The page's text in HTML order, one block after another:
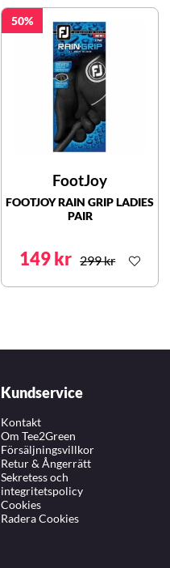
50
FootJoy
FOOTJOY RAIN GRIP LADIES
PAIR
149 kr 299 kr
Kundservice
Kontakt
Om Tee2Green
Försäljningsvillkor
Retur & Ångerrätt
Sekretess och
integritetspolicy
Cookies
Radera Cookies